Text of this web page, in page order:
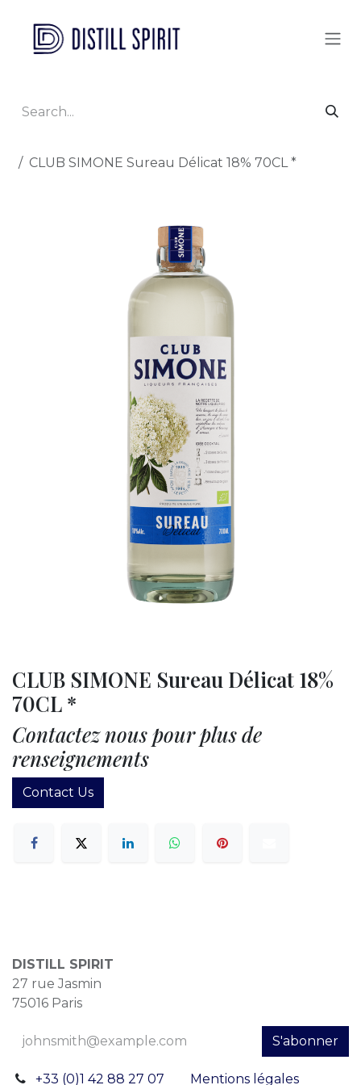
CLUB SIMONE Sureau Délicat 18% 70CL *
CLUB SIMONE Sureau Délicat 18%
70CL *
Contactez nous pour plus de
renseignements
Contact Us
DISTILL SPIRIT
27 rue Jasmin
75016 Paris
S'abonner
+33 (0)1 42 88 27 07 Mentions légales